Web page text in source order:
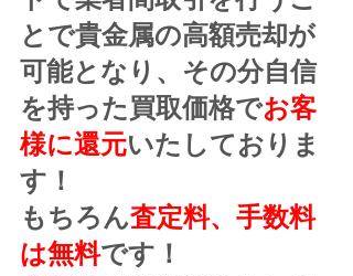
とで貴金属の高額売却が
可能となり、その分自信
を持った買取価格でお客
様に還元いたしておりま
す！
もちろん査定料、手数料
は無料です！